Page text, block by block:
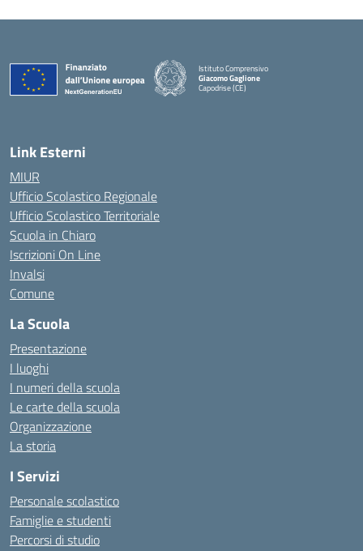
Istituto Comprensivo
Giacomo Gaglione
Capodrise (CE)
— Visita la pagina iniziale della scuola
Link Esterni
MIUR
Ufficio Scolastico Regionale
Ufficio Scolastico Territoriale
Scuola in Chiaro
Iscrizioni On Line
Invalsi
Comune
La Scuola
Presentazione
I luoghi
I numeri della scuola
Le carte della scuola
Organizzazione
La storia
I Servizi
Personale scolastico
Famiglie e studenti
Percorsi di studio